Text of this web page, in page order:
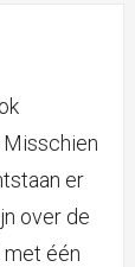
er
over de
één